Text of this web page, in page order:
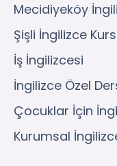
Mecidiyeköy
Şişli İngilizce
İş İngilizcesi
İngilizce Özel
Çocuklar İçin
Kurumsal